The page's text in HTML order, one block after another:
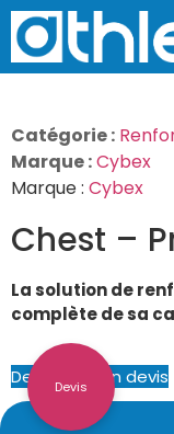
Catégorie :
Marque :Cybex
Marque : Cybex
Chest –
La solution de
complète de sa
Demander un devis
Devis